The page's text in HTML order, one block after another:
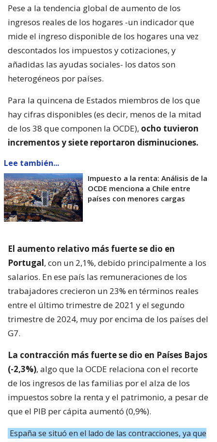
Pese a la tendencia global de aumento de los
ingresos reales de los hogares -un indicador que
mide el ingreso disponible de los hogares una vez
descontados los impuestos y cotizaciones, y
añadidas las ayudas sociales- los datos son
heterogéneos por países.
Para la quincena de Estados miembros de los que
hay cifras disponibles (es decir, menos de la mitad
de los 38 que componen la OCDE), ocho tuvieron
incrementos y siete reportaron disminuciones.
Lee también...
Impuesto a la renta: Análisis de la
OCDE menciona a Chile entre
países con menores cargas
El aumento relativo más fuerte se dio en
Portugal, con un 2,1%, debido principalmente a los
salarios. En ese país las remuneraciones de los
trabajadores crecieron un 23% en términos reales
entre el último trimestre de 2021 y el segundo
trimestre de 2024, muy por encima de los países del
G7.
La contracción más fuerte se dio en Países Bajos
(-2,3%), algo que la OCDE relaciona con el recorte
de los ingresos de las familias por el alza de los
impuestos sobre la renta y el patrimonio, a pesar de
que el PIB per cápita aumentó (0,9%).
España se situó en el lado de las contracciones, ya que